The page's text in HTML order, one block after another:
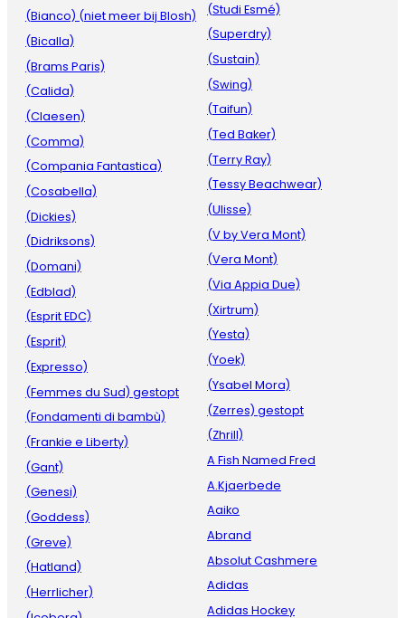
(Bianco) (niet meer bij Blosh)
(Bicalla)
(Brams Paris)
(Calida)
(Claesen)
(Comma)
(Compania Fantastica)
(Cosabella)
(Dickies)
(Didriksons)
(Domani)
(Edblad)
(Esprit EDC)
(Esprit)
(Expresso)
(Femmes du Sud) gestopt
(Fondamenti di bambù)
(Frankie e Liberty)
(Gant)
(Genesi)
(Goddess)
(Greve)
(Hatland)
(Herrlicher)
(Studi Esmé)
(Superdry)
(Sustain)
(Swing)
(Taifun)
(Ted Baker)
(Terry Ray)
(Tessy Beachwear)
(Ulisse)
(V by Vera Mont)
(Vera Mont)
(Via Appia Due)
(Xirtrum)
(Yesta)
(Yoek)
(Ysabel Mora)
(Zerres) gestopt
(Zhrill)
A Fish Named Fred
A.Kjaerbede
Aaiko
Abrand
Absolut Cashmere
Adidas
Adidas Hockey